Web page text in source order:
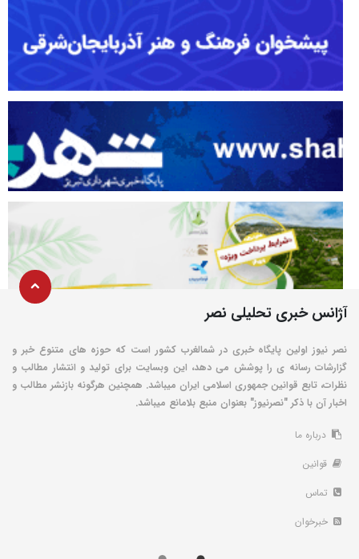
آژانس خبری تحلیلی نصر
نصر نیوز اولین پایگاه خبری در شمالغرب کشور است که حوزه های متنوع خبر و
گزارشات رسانه ی را پوشش می دهد، این وبسایت برای تولید و انتشار مطالب و
نظرات، تابع قوانین جمهوری اسلامی ایران میباشد. همچنین هرگونه بازنشر مطالب و
اخبار آن با ذکر "نصرنیوز" بعنوان منبع بلامانع میباشد.
درباره ما
قوانین
تماس
خبرخوان